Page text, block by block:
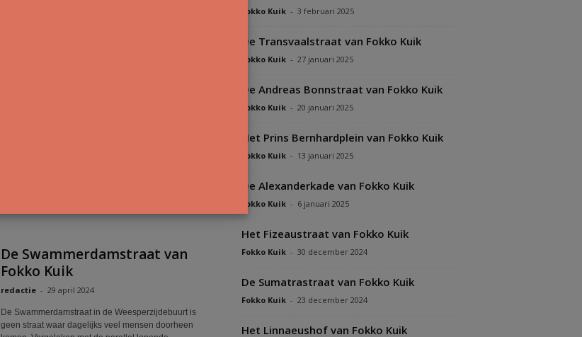
De Swammerdamstraat van
Fokko Kuik
redactie - 29 april 2024
De Swammerdamstraat in de Weesperzijdebuurt is
geen straat waar dagelijks veel mensen doorheen
Fokko Kuik - 3 februari 2025
De Transvaalstraat van Fokko Kuik
Fokko Kuik - 27 januari 2025
De Andreas Bonnstraat van Fokko Kuik
Fokko Kuik - 20 januari 2025
Het Prins Bernhardplein van Fokko Kuik
Fokko Kuik - 13 januari 2025
De Alexanderkade van Fokko Kuik
Fokko Kuik - 6 januari 2025
Het Fizeaustraat van Fokko Kuik
Fokko Kuik - 30 december 2024
De Sumatrastraat van Fokko Kuik
Fokko Kuik - 23 december 2024
Het Linnaeushof van Fokko Kuik